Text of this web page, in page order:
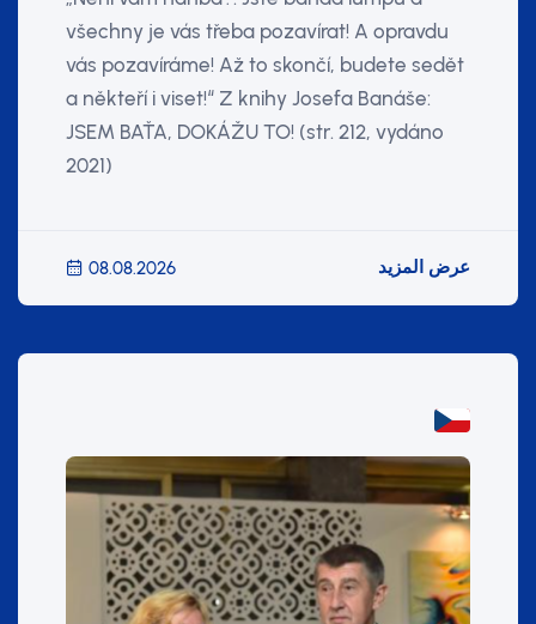
všechny je vás třeba pozavírat! A opravdu
vás pozavíráme! Až to skončí, budete sedět
a někteří i viset!“ Z knihy Josefa Banáše:
JSEM BAŤA, DOKÁŽU TO! (str. 212, vydáno
2021)
08.08.2026 عرض المزيد